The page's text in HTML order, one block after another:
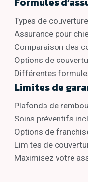
Types de couverture
Assurance pour
Comparaison des
Options de
Différentes
Limites de
Plafonds de
Soins préventifs
Options de
Limites de
Maximisez votre